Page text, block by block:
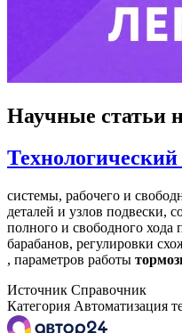
Научные статьи
системы, рабочего и
деталей и узлов подвески,
полного и свободного хода
барабанов, регулировки
, параметров работы
Источник Справочник
Категория Автоматизация